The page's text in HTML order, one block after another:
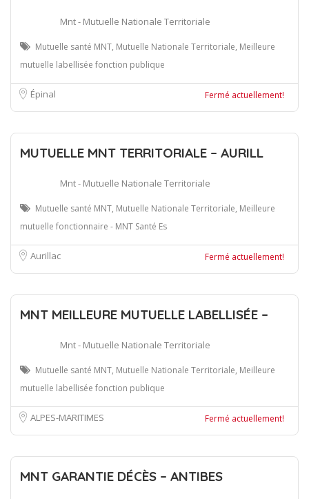
Mnt - Mutuelle Nationale Territoriale
Mutuelle santé MNT, Mutuelle Nationale Territoriale, Meilleure
mutuelle labellisée fonction publique
Épinal Fermé actuellement!
MUTUELLE MNT TERRITORIALE – AURILL
Mnt - Mutuelle Nationale Territoriale
Mutuelle santé MNT, Mutuelle Nationale Territoriale, Meilleure
mutuelle fonctionnaire - MNT Santé Es
Aurillac Fermé actuellement!
MNT MEILLEURE MUTUELLE LABELLISÉE –
Mnt - Mutuelle Nationale Territoriale
Mutuelle santé MNT, Mutuelle Nationale Territoriale, Meilleure
mutuelle labellisée fonction publique
ALPES-MARITIMES Fermé actuellement!
MNT GARANTIE DÉCÈS – ANTIBES